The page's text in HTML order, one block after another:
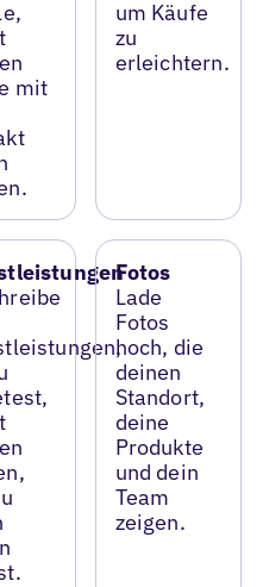
mit
um Käufe
zu
erleichtern.
Fotos
Lade
Fotos
hoch, die
deinen
Standort,
deine
Produkte
und dein
Team
zeigen.